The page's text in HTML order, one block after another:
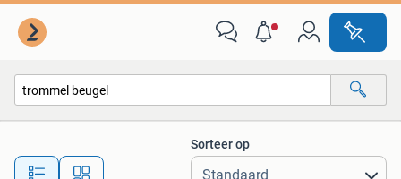
Alle afstanden…
Sorteer op